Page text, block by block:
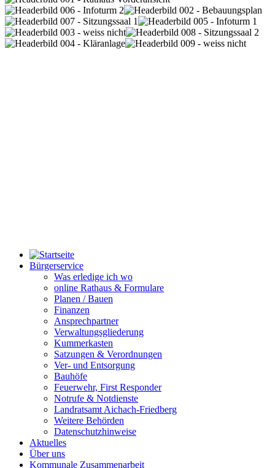
Bürgerservice
Was erledige ich wo
online Rathaus & Formulare
Planen / Bauen
Finanzen
Ansprechpartner
Verwaltungsgliederung
Kummerkasten
Satzungen & Verordnungen
Ver- und Entsorgung
Bauhöfe
Feuerwehr, First Responder
Notrufe & Notdienste
Landratsamt Aichach-Friedberg
Weitere Behörden
Datenschutzhinweise
Aktuelles
Über uns
Kommunale Zusammenarbeit